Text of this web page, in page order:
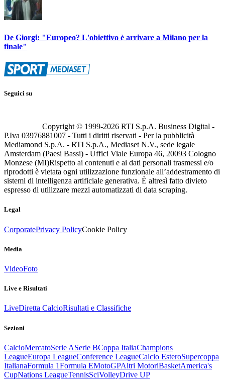
De Giorgi: "Europeo? L'obiettivo è arrivare a Milano per la
finale"
Seguici su
Copyright © 1999-2026 RTI S.p.A. Business Digital -
P.Iva 03976881007 - Tutti i diritti riservati - Per la pubblicità
Mediamond S.p.A. - RTI S.p.A., Mediaset N.V., sede legale
Amsterdam (Paesi Bassi) - Uffici Viale Europa 46, 20093 Cologno
Monzese (MI)Rispetto ai contenuti e ai dati personali trasmessi e/o
riprodotti è vietata ogni utilizzazione funzionale all’addestramento di
sistemi di intelligenza artificiale generativa. È altresì fatto divieto
espresso di utilizzare mezzi automatizzati di data scraping.
Legal
CorporatePrivacy PolicyCookie Policy
Media
VideoFoto
Live e Risultati
LiveDiretta CalcioRisultati e Classifiche
Sezioni
CalcioMercatoSerie ASerie BCoppa ItaliaChampions
LeagueEuropa LeagueConference LeagueCalcio EsteroSupercoppa
ItalianaFormula 1Formula EMotoGPAltri MotoriBasketAmerica's
CupNations LeagueTennisSciVolleyDrive UP